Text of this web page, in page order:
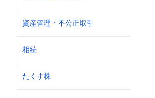
資産管理・不公正取引
相続
たくす株